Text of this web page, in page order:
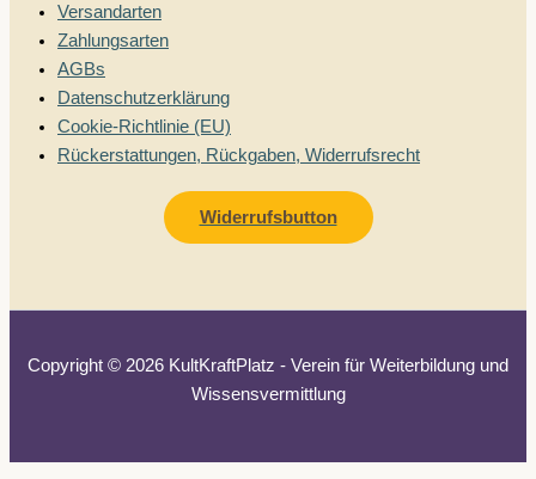
Versandarten
Zahlungsarten
AGBs
Datenschutzerklärung
Cookie-Richtlinie (EU)
Rückerstattungen, Rückgaben, Widerrufsrecht
Widerrufsbutton
Copyright © 2026 KultKraftPlatz - Verein für Weiterbildung und
Wissensvermittlung